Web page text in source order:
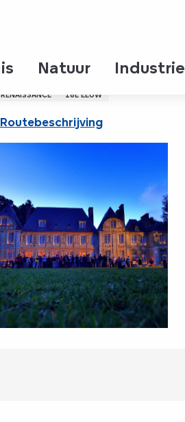
Natuur Industrie
RENAISSANCE 18E EEUW
Routebeschrijving